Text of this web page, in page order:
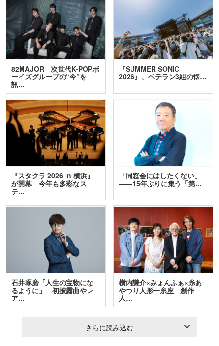
82MAJOR 次世代K-POPボ
ーイズグループの“今”を
訊…
『SUMMER SONIC
2026』、ベテラン3組の懐…
『スタクラ 2026 in 横浜』
が開幕 今年も多彩なス
テ…
「同窓会にはしたくない」
――15年ぶりに集う「第…
石井琢磨「人生の宝物にな
るように」 初披露曲やレ
ア…
横内謙介×みょんふぁ×糸あ
やつり人形一糸座 創作
人…
さらに読み込む